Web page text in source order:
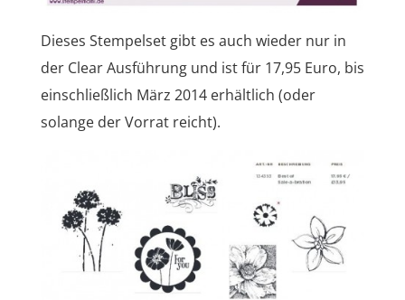
Dieses Stempelset gibt es auch wieder nur in
der Clear Ausführung und ist für 17,95 Euro, bis
einschließlich März 2014 erhältlich (oder
solange der Vorrat reicht).